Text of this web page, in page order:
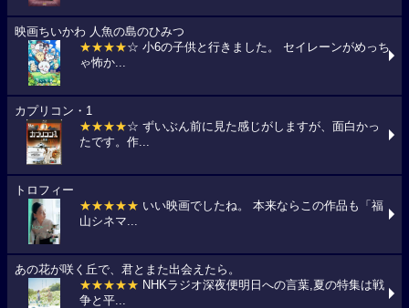
映画ちいかわ 人魚の島のひみつ
★★★★☆ 小6の子供と行きました。 セイレーンがめっち
ゃ怖か...
カプリコン・1
★★★★☆ ずいぶん前に見た感じがしますが、面白かっ
たです。作...
トロフィー
★★★★★ いい映画でしたね。 本来ならこの作品も「福
山シネマ...
あの花が咲く丘で、君とまた出会えたら。
★★★★★ NHKラジオ深夜便明日への言葉,夏の特集は戦
争と平...